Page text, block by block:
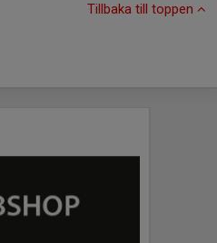
Tillbaka till toppen